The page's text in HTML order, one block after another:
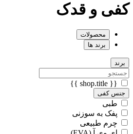
کفی و قدک
محصولات
برند ها
برند
{{ shop.title }}
جنس کفی
طبی
پفک به سوزنی
چرم طبیعی